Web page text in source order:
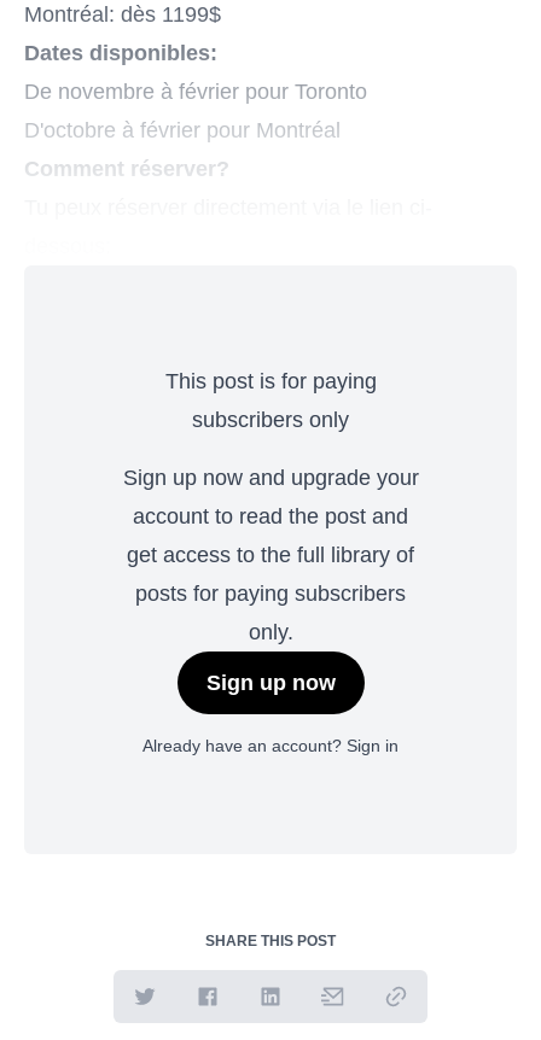
Montréal: dès 1199$
Dates disponibles:
De novembre à février pour Toronto
D'octobre à février pour Montréal
Comment réserver?
This post is for paying
subscribers only
Sign up now and upgrade your
account to read the post and
get access to the full library of
posts for paying subscribers
only.
Sign up now
Already have an account? Sign in
SHARE THIS POST